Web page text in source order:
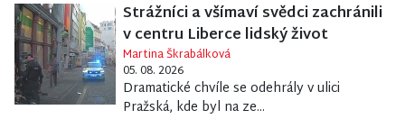
Strážníci a všímaví svědci zachránili
v centru Liberce lidský život
Martina Škrabálková
05. 08. 2026
Dramatické chvíle se odehrály v ulici
Pražská, kde byl na ze...